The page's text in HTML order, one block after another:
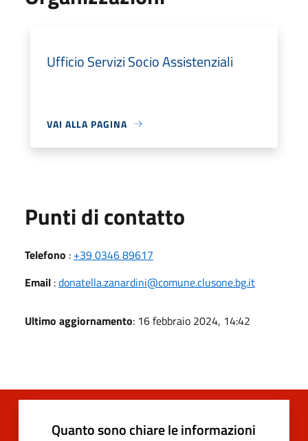
Ufficio Servizi Socio Assistenziali
VAI ALLA PAGINA
Punti di contatto
Telefono : +39 0346 89617
Email :donatella.zanardini@comune.clusone.bg.it
Ultimo aggiornamento: 16 febbraio 2024, 14:42
Quanto sono chiare le informazioni